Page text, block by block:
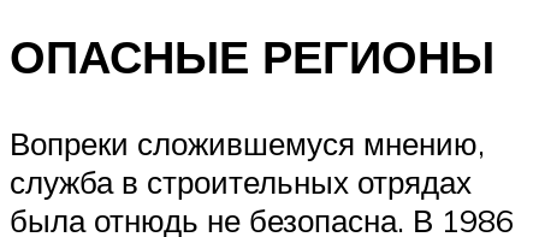
ОПАСНЫЕ РЕГИОНЫ
Вопреки сложившемуся мнению,
служба в строительных отрядах
была отнюдь не безопасна. В 1986